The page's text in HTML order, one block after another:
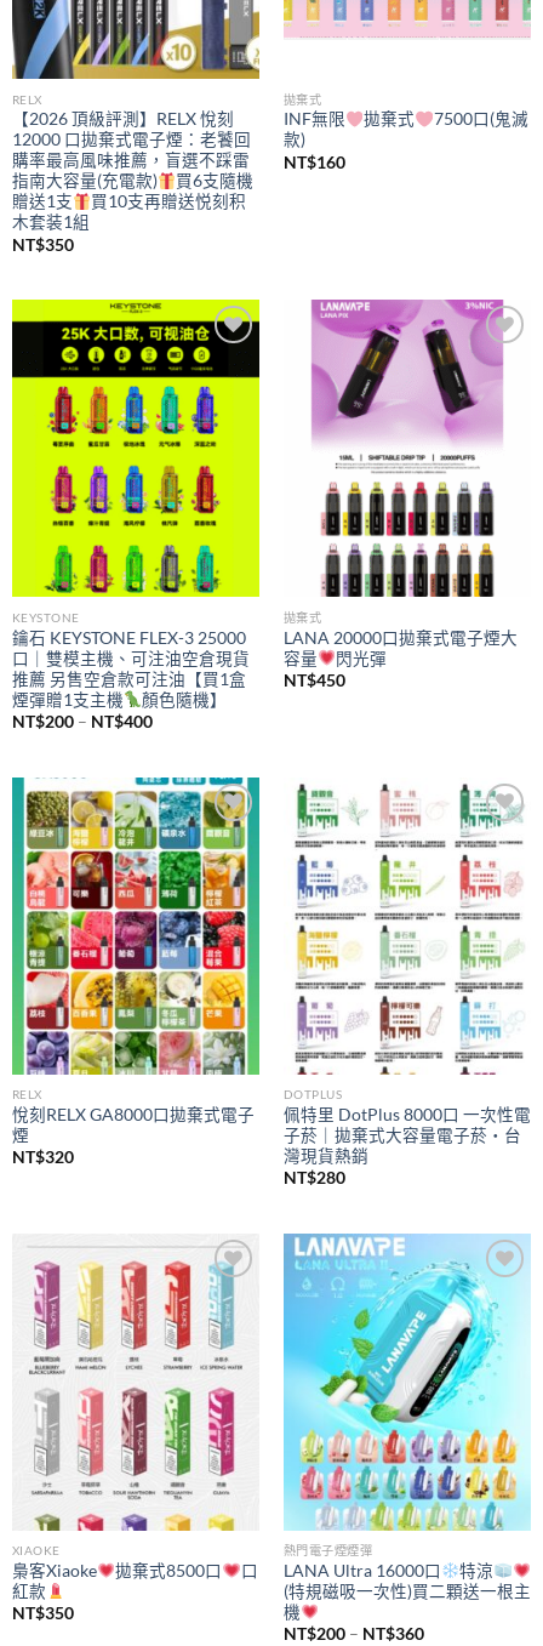
RELX
【2026 頂級評測】RELX 悅刻
12000 口拋棄式電子煙：老饕回
購率最高風味推薦，盲選不踩雷
指南大容量(充電款)
買6支隨機
贈送1支
買10支再贈送悦刻积
木套装1組
NT$350
拋棄式
INF無限 拋棄式
7500口(鬼滅
款)
NT$160
Add to
wishlist
KEYSTONE
鑰石 KEYSTONE FLEX-3 25000
口｜雙模主機、可注油空倉現貨
推薦 另售空倉款可注油【買1盒
煙彈贈1支主機
顏色隨機】
NT$200 – NT$400價
NT$200
到
NT$400
Add to
wishlist
拋棄式
LANA 20000口拋棄式電子煙大
容量
閃光彈
NT$450
Add to
wishlist
RELX
悅刻RELX GA8000口拋棄式電子
煙
NT$320
Add to
DOTPLUS
佩特里 DotPlus 8000口 一次性電
子菸｜拋棄式大容量電子菸・台
灣現貨熱銷
NT$280
Add to
wishlist
XIAOKE
梟客Xiaoke 拋棄式8500口
口
紅款
NT$350
Add to
wishlist
熱門電子煙煙彈
LANA Ultra 16000口
特涼
(特規磁吸一次性)買二顆送一根主
機
NT$200 – NT$360價